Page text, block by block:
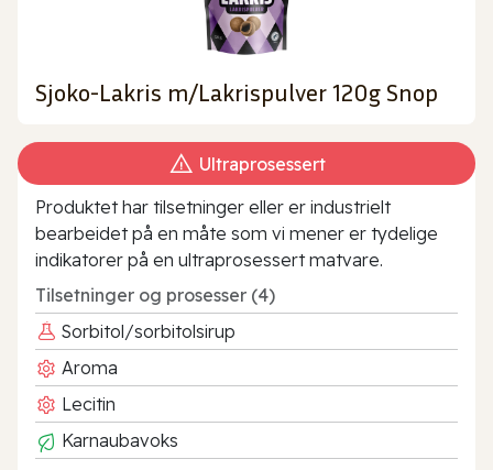
Sjoko-Lakris m/Lakrispulver 120g Snop
Ultraprosessert
Produktet har tilsetninger eller er industrielt
bearbeidet på en måte som vi mener er tydelige
indikatorer på en ultraprosessert matvare.
Tilsetninger og prosesser (4)
Sorbitol/sorbitolsirup
Aroma
Lecitin
Karnaubavoks